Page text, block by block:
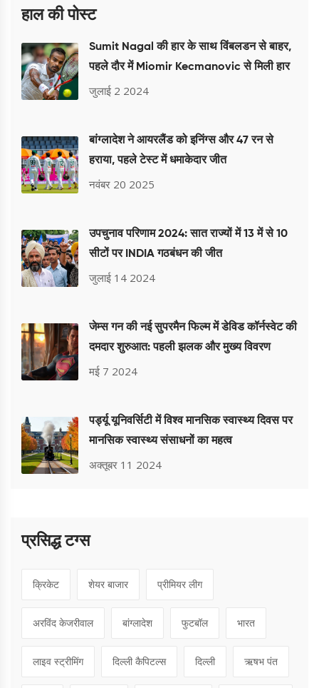
हाल की पोस्ट
Sumit Nagal की हार के साथ विंबलडन से बाहर,
पहले दौर में Miomir Kecmanovic से मिली हार
जुलाई 2 2024
बांग्लादेश ने आयरलैंड को इनिंग्स और 47 रन से
हराया, पहले टेस्ट में धमाकेदार जीत
नवंबर 20 2025
उपचुनाव परिणाम 2024: सात राज्यों में 13 में से 10
सीटों पर INDIA गठबंधन की जीत
जुलाई 14 2024
जेम्स गन की नई सुपरमैन फिल्म में डेविड कॉर्नस्वेट की
दमदार शुरुआत: पहली झलक और मुख्य विवरण
मई 7 2024
पर्ड्यू यूनिवर्सिटी में विश्व मानसिक स्वास्थ्य दिवस पर
मानसिक स्वास्थ्य संसाधनों का महत्व
अक्तूबर 11 2024
प्रसिद्ध टग्स
क्रिकेट शेयर बाजार प्रीमियर लीग
अरविंद केजरीवाल बांग्लादेश फुटबॉल भारत
लाइव स्ट्रीमिंग दिल्ली कैपिटल्स दिल्ली ऋषभ पंत